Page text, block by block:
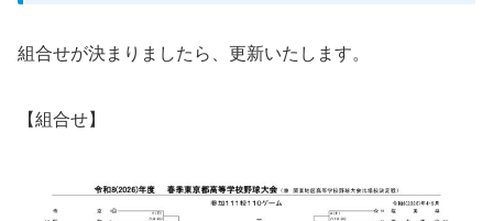
組合せが決まりましたら、更新いたします。
【組合せ】